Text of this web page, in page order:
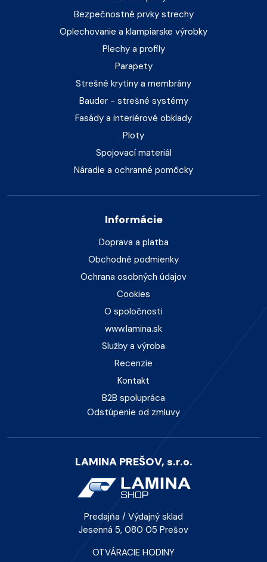
Bezpečnostné prvky strechy
Oplechovanie a klampiarske výrobky
Plechy a profily
Parapety
Strešné krytiny a membrány
Bauder - strešné systémy
Fasády a interiérové obklady
Ploty
Spojovací materiál
Náradie a ochranné pomôcky
Informácie
Doprava a platba
Obchodné podmienky
Ochrana osobných údajov
Cookies
O spoločnosti
www.lamina.sk
Služby a výroba
Recenzie
Kontakt
B2B spolupráca
Odstúpenie od zmluvy
LAMINA PREŠOV, s.r.o.
Predajňa / Výdajný sklad
Jesenná 5, 080 05 Prešov
OTVÁRACIE HODINY